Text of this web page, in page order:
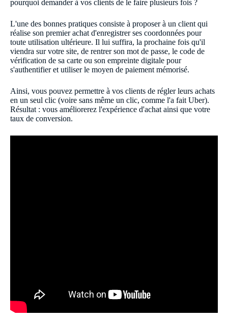
pourquoi demander à vos clients de le faire plusieurs fois ?
L'une des bonnes pratiques consiste à proposer à un client qui
réalise son premier achat d'enregistrer ses coordonnées pour
toute utilisation ultérieure. Il lui suffira, la prochaine fois qu'il
viendra sur votre site, de rentrer son mot de passe, le code de
vérification de sa carte ou son empreinte digitale pour
s'authentifier et utiliser le moyen de paiement mémorisé.
Ainsi, vous pouvez permettre à vos clients de régler leurs achats
en un seul clic (voire sans même un clic, comme l'a fait Uber).
Résultat : vous améliorerez l'expérience d'achat ainsi que votre
taux de conversion.